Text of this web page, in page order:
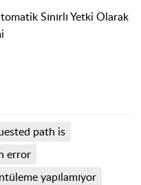
Sınırlı Yetki Olarak
path is
error
yapılamıyor